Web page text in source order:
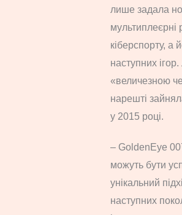
лише задала
мультиплеєрні
кіберспорту, а
наступних
«величезною
нарешті
у 2015 році.
– GoldenEye
можуть бути
унікальний
наступних